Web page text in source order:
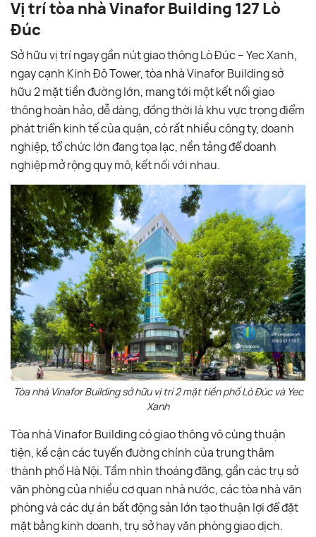
Vị trí tòa nhà Vinafor Building 127 Lò
Đúc
Sở hữu vị trí ngay gần nút giao thông Lò Đúc – Yec Xanh,
ngay cạnh Kinh Đô Tower, tòa nhà Vinafor Building sở
hữu 2 mặt tiền đường lớn, mang tới một kết nối giao
thông hoàn hảo, dễ dàng, đồng thời là khu vực trọng điểm
phát triển kinh tế của quận, có rất nhiều công ty, doanh
nghiệp, tổ chức lớn đang tọa lạc, nền tảng để doanh
nghiệp mở rộng quy mô, kết nối với nhau.
Tòa nhà Vinafor Building sở hữu vị trí 2 mặt tiền phố Lò Đúc và Yec
Xanh
Tòa nhà Vinafor Building có giao thông vô cùng thuận
tiện, kề cận các tuyến đường chính của trung thâm
thành phố Hà Nội. Tầm nhìn thoáng đãng, gần các trụ sở
văn phòng của nhiều cơ quan nhà nước, các tòa nhà văn
phòng và các dự án bất động sản lớn tạo thuận lợi để đặt
mặt bằng kinh doanh, trụ sở hay văn phòng giao dịch.